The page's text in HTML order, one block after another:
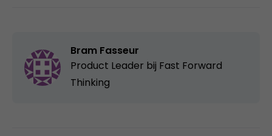
Bram Fasseur
Product Leader bij Fast Forward
Thinking